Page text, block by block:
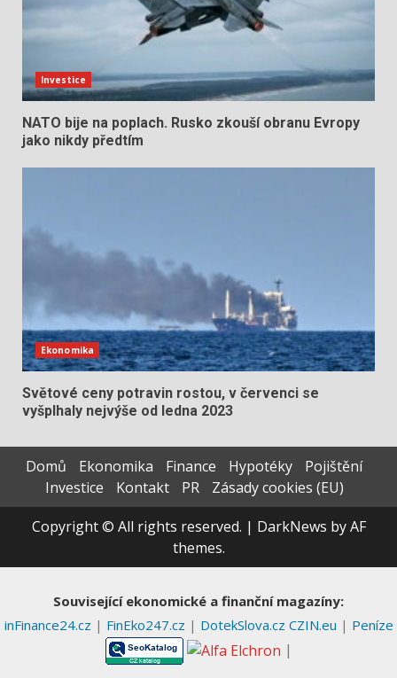
Investice
NATO bije na poplach. Rusko zkouší obranu Evropy
jako nikdy předtím
Ekonomika
Světové ceny potravin rostou, v červenci se
vyšplhaly nejvýše od ledna 2023
Domů Ekonomika Finance Hypotéky
Pojištění
Investice
Kontakt PR
Zásady cookies (EU)
Copyright © All rights reserved. | DarkNews by AF
themes.
Související ekonomické a finanční magazíny:
inFinance24.cz | FinEko247.cz | DotekSlova.cz CZIN.eu | Peníze
|